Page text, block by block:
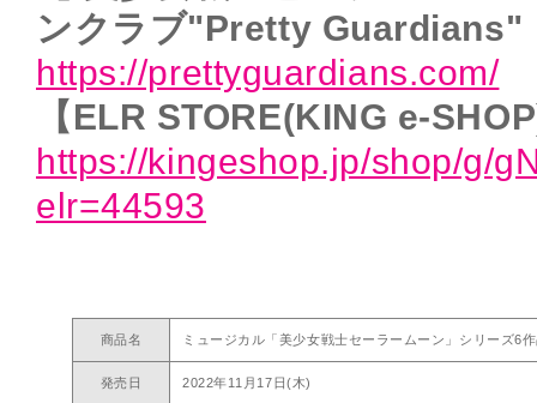
ンクラブ"Pretty Guardians"
https://prettyguardians.com/
【ELR STORE(KING e-
https://kingeshop.jp/shop/g/
elr=44593
商品名 ミュージカル「美少女戦士セーラームーン」シリーズ6
発売日 2022年11月17日(木)